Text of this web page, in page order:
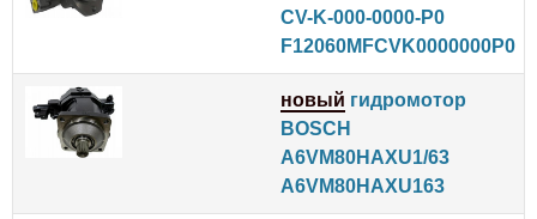
CV-K-000-0000-P0
F12060MFCVK0000000P0
новый гидромотор
BOSCH
A6VM80HAXU1/63
A6VM80HAXU163